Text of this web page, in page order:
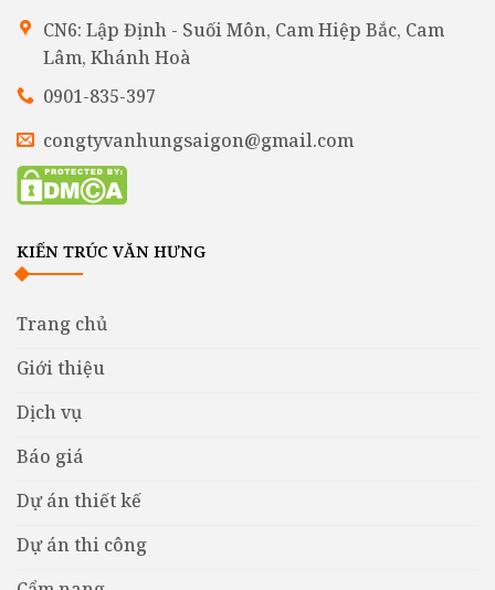
CN6: Lập Định - Suối Môn, Cam Hiệp Bắc, Cam
Lâm, Khánh Hoà
0901-835-397
congtyvanhungsaigon@gmail.com
KIẾN TRÚC VĂN HƯNG
Trang chủ
Giới thiệu
Dịch vụ
Báo giá
Dự án thiết kế
Dự án thi công